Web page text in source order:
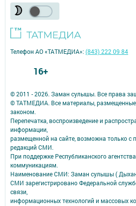
© 2011 - 2026. Заман сулышы. Все права
© ТАТМЕДИА. Все материалы,
законом.
Перепечатка, воспроизведение и
информации,
размещенной на сайте, возможна только с
редакций СМИ.
При поддержке Республиканского
коммуникациям.
Наименование СМИ: Заман сулышы (
СМИ зарегистрировано Федеральной
связи,
информационных технологий и массовых
Телефон АО «ТАТМЕДИА»:(843) 222 09 84
16+